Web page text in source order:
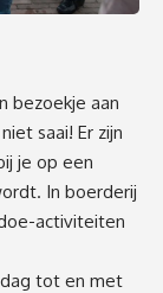
bezoekje aan
saai! Er zijn
je op een
In boerderij
activiteiten
tot en met